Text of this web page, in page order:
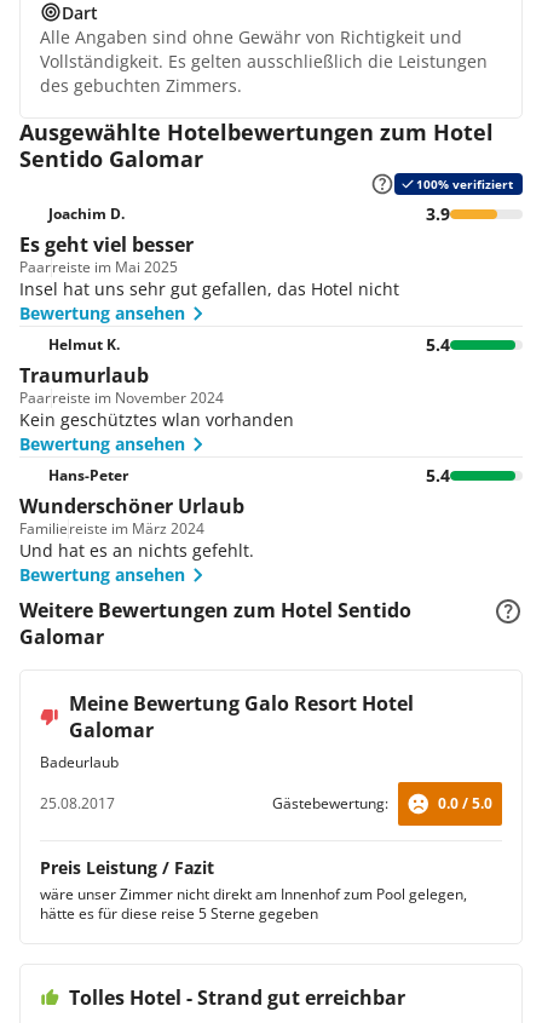
Dart
Alle Angaben sind ohne Gewähr von Richtigkeit und
Vollständigkeit. Es gelten ausschließlich die Leistungen
des gebuchten Zimmers.
Ausgewählte Hotelbewertungen zum Hotel
Sentido Galomar
100% verifiziert
Joachim D. 3.9
Es geht viel besser
Paarreiste im Mai 2025
Insel hat uns sehr gut gefallen, das Hotel nicht
Bewertung ansehen
Helmut K. 5.4
Traumurlaub
Paarreiste im November 2024
Kein geschütztes wlan vorhanden
Bewertung ansehen
Hans-Peter 5.4
Wunderschöner Urlaub
Familiereiste im März 2024
Und hat es an nichts gefehlt.
Bewertung ansehen
Weitere Bewertungen zum Hotel Sentido
Galomar
Meine Bewertung Galo Resort Hotel
Galomar
Badeurlaub
25.08.2017
Gästebewertung: 0.0 / 5.0
Preis Leistung / Fazit
wäre unser Zimmer nicht direkt am Innenhof zum Pool gelegen,
hätte es für diese reise 5 Sterne gegeben
Tolles Hotel - Strand gut erreichbar